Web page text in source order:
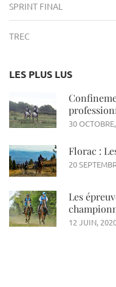
SPRINT FINAL
TREC
LES PLUS LUS
30
Florac :
20
Les
12 JUIN,